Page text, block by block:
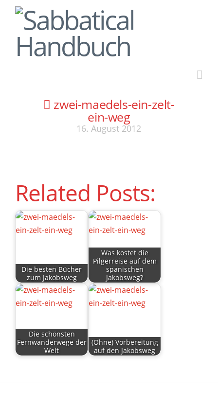
zwei-maedels-ein-zelt-
ein-weg
16. August 2012
Related Posts:
Die besten Bücher
zum Jakobsweg
Was kostet die
Pilgerreise auf dem
spanischen
Jakobsweg?
Die schönsten
Fernwanderwege der
Welt
(Ohne) Vorbereitung
auf den Jakobsweg